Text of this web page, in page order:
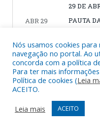
29 DE
ABR 29
PAUTA
29 DE
ABR 29
ATA DA
CÂMARA
29 DE
ABR 29
CÂMARA
29 DE
Nós usamos cookies
navegação no portal. Ao
concorda com a política
Para ter mais
Política de cookies (Leia
ACEITO.
Leia mais
ACEITO